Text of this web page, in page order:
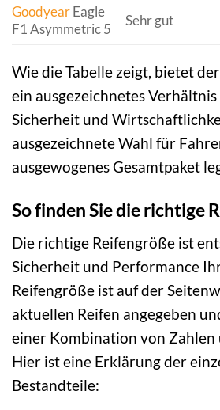
GoodyearEagle
F1 Asymmetric 5
Sehr gut
Wie die Tabelle zeigt, bietet
ein ausgezeichnetes
Sicherheit und
ausgezeichnete Wahl für
ausgewogenes Gesamtpaket
So finden Sie die richtige
Die richtige Reifengröße ist
Sicherheit und Performance
Reifengröße ist auf der
aktuellen Reifen angegeben
einer Kombination von Zahlen
Hier ist eine Erklärung der
Bestandteile: